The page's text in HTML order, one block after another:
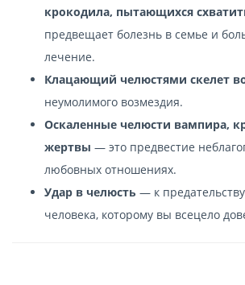
крокодила, пытающихся
предвещает болезнь в семье и
лечение.
Клацающий челюстями скелет
неумолимого возмездия.
Оскаленные челюсти вампира,
жертвы — это предвестие
любовных отношениях.
Удар в челюсть — к
человека, которому вы всецело